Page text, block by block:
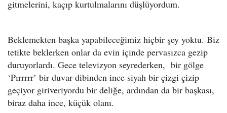
gitmelerini, kaçıp kurtulmalarını düşlüyordum.
Beklemekten başka yapabileceğimiz hiçbir şey yoktu. Biz
tetikte beklerken onlar da evin içinde pervasızca gezip
duruyorlardı. Gece televizyon seyrederken, bir gölge
‘Pırrrrr’ bir duvar dibinden ince siyah bir çizgi çizip
geçiyor giriveriyordu bir deliğe, ardından da bir başkası,
biraz daha ince, küçük olanı.